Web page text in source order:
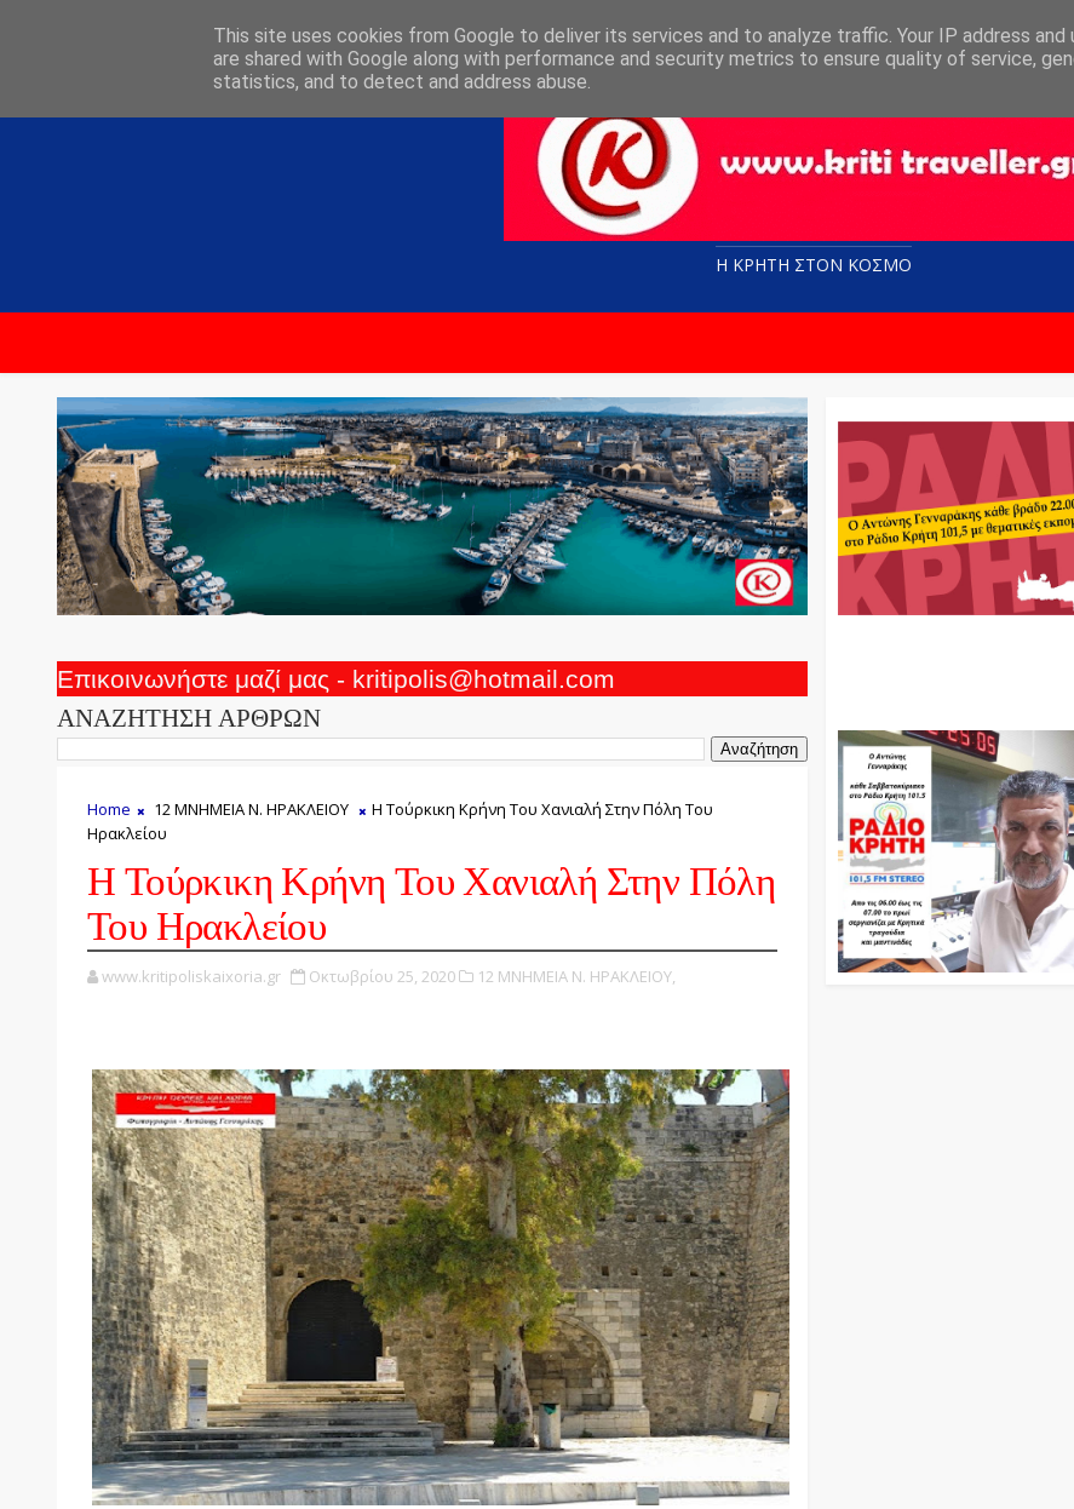
Η ΚΡΗΤΗ ΣΤΟN KOΣΜΟ
Επικοινωνήστε μαζί μας - kritipolis@hotmail.com
ΑΝΑΖΗΤΗΣΗ ΑΡΘΡΩΝ
Home 12 ΜΝΗΜΕΙΑ Ν. ΗΡΑΚΛΕΙΟΥ
Η Τούρκικη Κρήνη Του Χανιαλή Στην Πόλη Του
Ηρακλείου
Η Τούρκικη Κρήνη Του Χανιαλή Στην Πόλη
Του Ηρακλείου
www.kritipoliskaixoria.gr Οκτωβρίου 25, 2020 12 ΜΝΗΜΕΙΑ Ν. ΗΡΑΚΛΕΙΟΥ,
This site uses cookies from Google to deliver its services and to analyze traffic. Your IP address and
are shared with Google along with performance and security metrics to ensure quality of service,
statistics, and to detect and address abuse.